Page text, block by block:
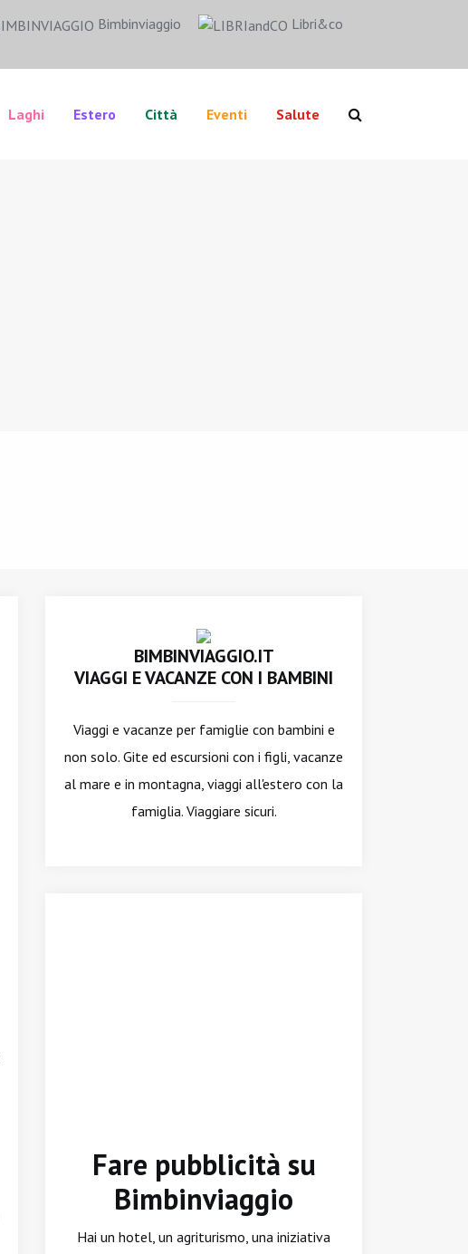
Bimbinviaggio
Libri&co
Laghi Estero Città Eventi Salute
BIMBINVIAGGIO.IT
VIAGGI E VACANZE CON I BAMBINI
Viaggi e vacanze per famiglie con bambini e
non solo. Gite ed escursioni con i figli, vacanze
al mare e in montagna, viaggi all'estero con la
famiglia. Viaggiare sicuri.
Fare pubblicità su
Bimbinviaggio
Hai un hotel, un agriturismo, una iniziativa